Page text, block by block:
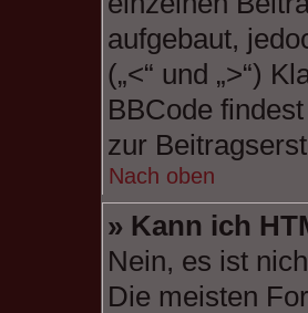
aufgebaut,
(„<“ und „>“)
BBCode
zur
Nach oben
» Kann ich
Nein, es ist
Die meisten